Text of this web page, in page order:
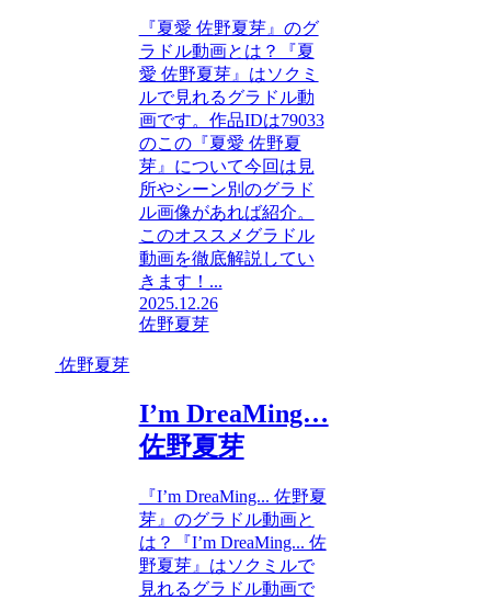
『夏愛 佐野夏芽』のグ
ラドル動画とは？『夏
愛 佐野夏芽』はソクミ
ルで見れるグラドル動
画です。作品IDは79033
のこの『夏愛 佐野夏
芽』について今回は見
所やシーン別のグラド
ル画像があれば紹介。
このオススメグラドル
動画を徹底解説してい
きます！...
2025.12.26
佐野夏芽
佐野夏芽
I’m DreaMing…
佐野夏芽
『I’m DreaMing... 佐野夏
芽』のグラドル動画と
は？『I’m DreaMing... 佐
野夏芽』はソクミルで
見れるグラドル動画で